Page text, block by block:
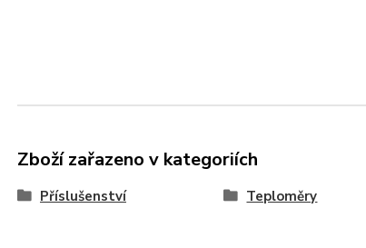
Zboží zařazeno v kategoriích
Příslušenství Teploměry